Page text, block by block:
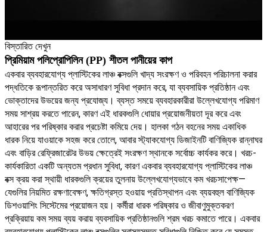
বিস্তারিত দেখুন
প্রিমিয়াম পলিপ্রোপিলিন (PP) শীতল পানীয়ের কাপ
একবার ব্যবহারযোগ্য প্লাস্টিকের লাঞ্চ বক্সগুলি খাদ্য সংরক্ষণ ও পরিবহন পরিচালনা করার
পদ্ধতিকে রূপান্তরিত করে অসাধারণ সুবিধা প্রদান করে, যা ব্যবসায়িক প্রতিষ্ঠান এবং
ভোক্তাদের উভয়ের জন্য প্রযোজ্য। ব্যস্ত সময়ে ব্যবহারকারীরা উল্লেখযোগ্য পরিমাণ
সময় সাশ্রয় করতে পারেন, কারণ এই ধারকগুলি ধোয়ার প্রয়োজনীয়তা দূর করে এবং
আহারের পর পরিষ্কার করার প্রচেষ্টা কমিয়ে দেয়। হালকা গঠন বহনের সময় একাধিক
ধারক নিয়ে যাওয়াকে সহজ করে তোলে, আবার স্ট্যাকযোগ্য ডিজাইনটি বাণিজ্যিক রান্নাঘর
এবং বাড়ির রেফ্রিজারেটর উভয় ক্ষেত্রেই সংরক্ষণ স্থানকে সর্বোচ্চ কার্যকর করে। খরচ-
কার্যকারিতা একটি অন্যতম প্রধান সুবিধা, কারণ একবার ব্যবহারযোগ্য প্লাস্টিকের লাঞ্চ
বক্স ক্রয় করা স্থায়ী ধারকগুলি ক্রয়ের তুলনায় উল্লেখযোগ্যভাবে কম খরচসাপেক্ষ—
যেগুলির নিয়মিত রক্ষণাবেক্ষণ, ক্ষতিগ্রস্ত হওয়ায় প্রতিস্থাপন এবং ব্যয়বহুল বাণিজ্যিক
ডিশওয়াশিং সিস্টেমের প্রয়োজন হয়। কর্মীরা ধারক পরিষ্কার ও জীবাণুমুক্তকরণ
প্রক্রিয়ায় কম সময় ব্যয় করায় ব্যবসায়িক প্রতিষ্ঠানগুলি শ্রম খরচ কমাতে পারে। একবার